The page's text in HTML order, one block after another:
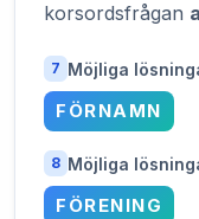
korsordsfrågan
7 Möjliga
FÖRNAMN
8 Möjliga
FÖRENING